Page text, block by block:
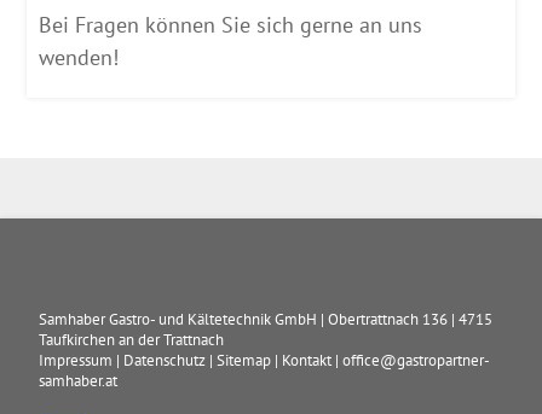
Bei Fragen können Sie sich gerne an uns
wenden!
Samhaber Gastro- und Kältetechnik GmbH |Obertrattnach 136 |4715
Taufkirchen an der Trattnach
Impressum | Datenschutz |Sitemap | Kontakt |office@gastropartner-
samhaber.at